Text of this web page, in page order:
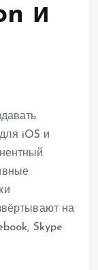
и
iOS и
на
Skype